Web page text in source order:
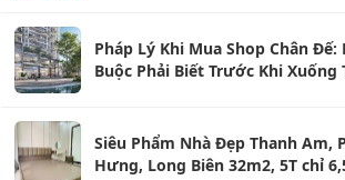
Pháp Lý Khi Mua Shop Chân
Buộc Phải Biết Trước Khi Xuống
Siêu Phẩm Nhà Đẹp Thanh Am,
Hưng, Long Biên 32m2, 5T chỉ